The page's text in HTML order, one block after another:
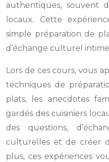
authentiques, souvent
locaux. Cette
simple préparation de
d’échange culturel
Lors de ces cours, vous
techniques de
plats, les anecdotes
gardés des cuisiniers
des questions,
culturelles et de créer
plus, ces expériences